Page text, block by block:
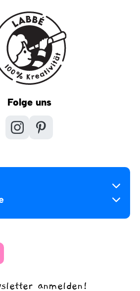
Folge uns
anmelden!